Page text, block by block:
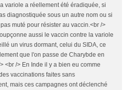
variole a réellement été éradiquée, si
diagnostiquée sous un autre nom ou si
muté pour résister au vaccin.<br />
aussi le vaccin contre la variole
un virus dormant, celui du SIDA, ce
que l'on passe de Charybde en
<br /> En Inde il y a bien eu comme
vaccinations faites sans
mais ces campagnes ont déclenché